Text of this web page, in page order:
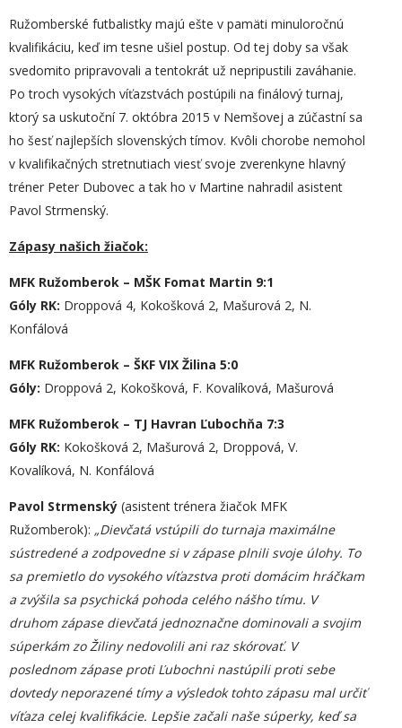
Ružomberské futbalistky majú ešte v pamäti minuloročnú
kvalifikáciu, keď im tesne ušiel postup. Od tej doby sa však
svedomito pripravovali a tentokrát už nepripustili zaváhanie.
Po troch vysokých víťazstvách postúpili na finálový turnaj,
ktorý sa uskutoční 7. októbra 2015 v Nemšovej a zúčastní sa
ho šesť najlepších slovenských tímov. Kvôli chorobe nemohol
v kvalifikačných stretnutiach viesť svoje zverenkyne hlavný
tréner Peter Dubovec a tak ho v Martine nahradil asistent
Pavol Strmenský.
Zápasy našich žiačok:
MFK Ružomberok – MŠK Fomat Martin 9:1
Góly RK: Droppová 4, Kokošková 2, Mašurová 2, N.
Konfálová
MFK Ružomberok – ŠKF VIX Žilina 5:0
Góly: Droppová 2, Kokošková, F. Kovalíková, Mašurová
MFK Ružomberok – TJ Havran Ľubochňa 7:3
Góly RK: Kokošková 2, Mašurová 2, Droppová, V.
Kovalíková, N. Konfálová
Pavol Strmenský (asistent trénera žiačok MFK
Ružomberok): „Dievčatá vstúpili do turnaja maximálne
sústredené a zodpovedne si v zápase plnili svoje úlohy. To
sa premietlo do vysokého víťazstva proti domácim hráčkam
a zvýšila sa psychická pohoda celého nášho tímu. V
druhom zápase dievčatá jednoznačne dominovali a svojim
súperkám zo Žiliny nedovolili ani raz skórovať. V
poslednom zápase proti Ľubochni nastúpili proti sebe
dovtedy neporazené tímy a výsledok tohto zápasu mal určiť
víťaza celej kvalifikácie. Lepšie začali naše súperky, keď sa